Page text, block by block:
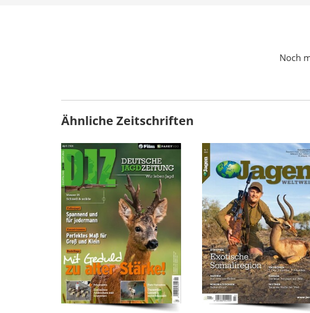
Noch
Ähnliche Zeitschriften